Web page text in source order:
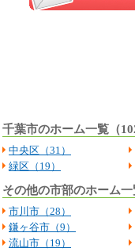
千葉市のホーム一覧（
中央区（31）
緑区（19）
その他の市部のホーム
市川市（28）
鎌ヶ谷市（9）
流山市（19）